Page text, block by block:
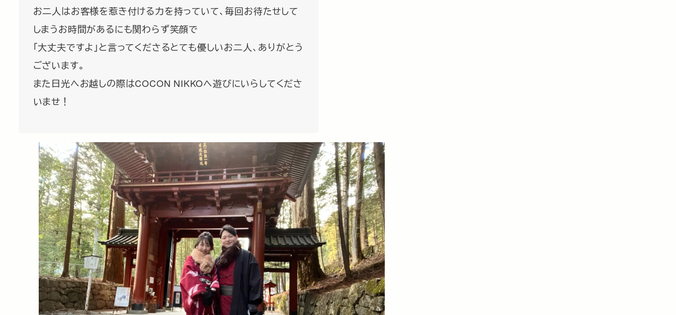
お二人はお客様を惹き付ける力を持っていて、毎回お待たせして
しまうお時間があるにも関わらず笑顔で
「大丈夫ですよ」と言ってくださるとても優しいお二人、ありがとう
ございます。
また日光へお越しの際はCOCON NIKKOへ遊びにいらしてくださ
いませ！